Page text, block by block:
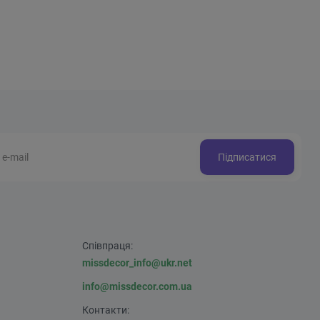
Підписатися
Співпраця:
missdecor_info@ukr.net
info@missdecor.com.ua
Контакти: